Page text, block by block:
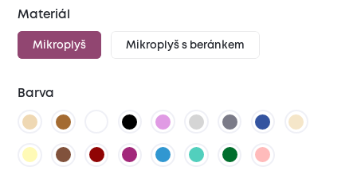
Materiál
Mikroplyš Mikroplyš s beránkem
Barva